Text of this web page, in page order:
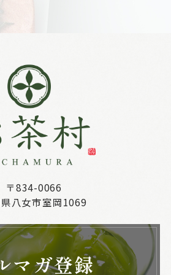
〒834-0066
八女市室岡1069